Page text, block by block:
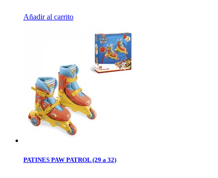
Añadir al carrito
PATINES PAW PATROL (29 a 32)